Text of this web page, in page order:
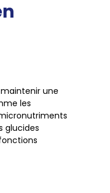
une
les
glucides